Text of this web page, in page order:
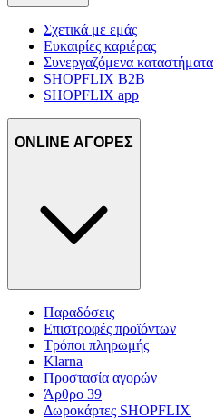
Σχετικά με εμάς
Ευκαιρίες καριέρας
Συνεργαζόμενα καταστήματα
SHOPFLIX B2B
SHOPFLIX app
ONLINE ΑΓΟΡΕΣ
Παραδόσεις
Επιστροφές προϊόντων
Τρόποι πληρωμής
Klarna
Προστασία αγορών
Άρθρο 39
Δωροκάρτες SHOPFLIX